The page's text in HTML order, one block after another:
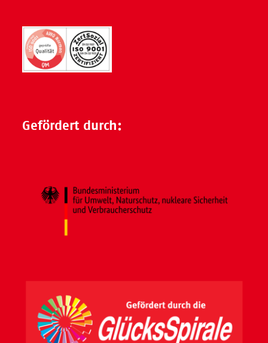
Gefördert durch: